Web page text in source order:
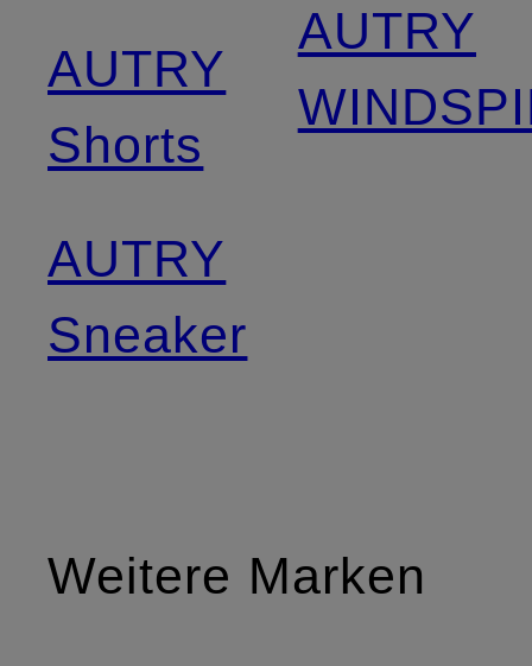
AUTRY
Shorts
AUTRY
Sneaker
AUTRY
Weitere Marken